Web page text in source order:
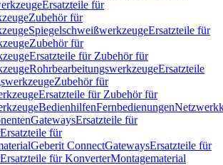
Ersatzteile für
Zubehör für
SpiegelschweißwerkzeugeErsatzteile für
Zubehör für
Ersatzteile für Zubehör für
RohrbearbeitungswerkzeugeErsatzteile
Zubehör für
Ersatzteile für Zubehör für
BedienhilfenFernbedienungen
GatewaysErsatzteile für
Ersatzteile für
Geberit ConnectGatewaysErsatzteile für
Ersatzteile für KonverterMontagematerial